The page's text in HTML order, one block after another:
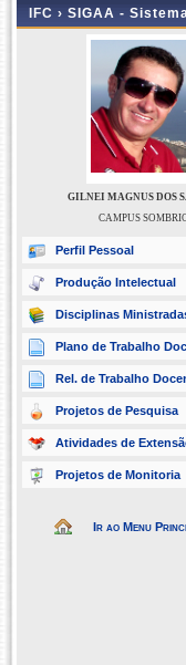
IFC › SIGAA -
GILNEI MAGNUS DOS
CAMPUS
Perfil Pessoal
Produção Intelectual
Disciplinas
Plano de Trabalho
Rel. de Trabalho
Projetos de Pesquisa
Atividades de
Projetos de Monitoria
Ir ao Menu